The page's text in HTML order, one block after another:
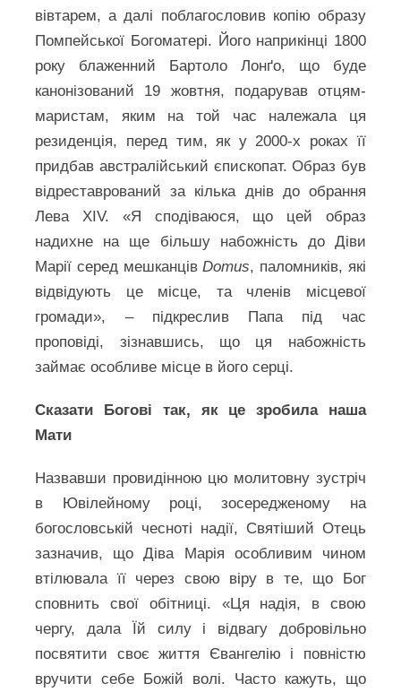
вівтарем, а далі поблагословив копію образу
Помпейської Богоматері. Його наприкінці 1800
року блаженний Бартоло Лонґо, що буде
канонізований 19 жовтня, подарував отцям-
маристам, яким на той час належала ця
резиденція, перед тим, як у 2000-х роках її
придбав австралійський єпископат. Образ був
відреставрований за кілька днів до обрання
Лева XIV. «Я сподіваюся, що цей образ
надихне на ще більшу набожність до Діви
Марії серед мешканцівDomus, паломників, які
відвідують це місце, та членів місцевої
громади», – підкреслив Папа під час
проповіді, зізнавшись, що ця набожність
займає особливе місце в його серці.
Сказати Богові так, як це зробила наша
Мати
Назвавши провидінною цю молитовну зустріч
в Ювілейному році, зосередженому на
богословській чесноті надії, Святіший Отець
зазначив, що Діва Марія особливим чином
втілювала її через свою віру в те, що Бог
сповнить свої обітниці. «Ця надія, в свою
чергу, дала Їй силу і відвагу добровільно
посвятити своє життя Євангелію і повністю
вручити себе Божій волі. Часто кажуть, що